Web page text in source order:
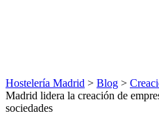
Hostelería Madrid > Blog >
Madrid lidera la creación de
sociedades